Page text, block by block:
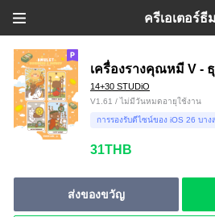
ครีเอเตอร์ธีม
เครื่องรางคุณหมี V -
14+30 STUDiO
V1.61 / ไม่มีวันหมดอายุใช้งาน
การรองรับดีไซน์ของ iOS 26 บาง
31THB
ส่งของขวัญ